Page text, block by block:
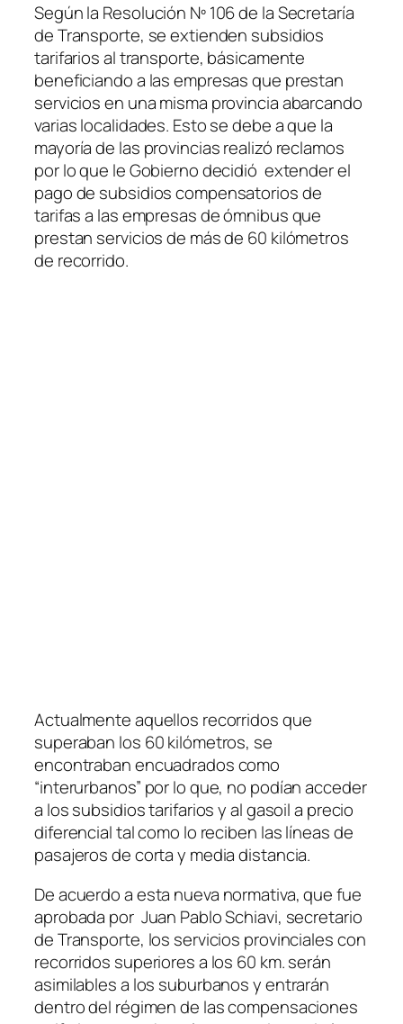
Según la Resolución Nº 106 de la Secretaría
de Transporte, se extienden subsidios
tarifarios al transporte, básicamente
beneficiando a las empresas que prestan
servicios en una misma provincia abarcando
varias localidades. Esto se debe a que la
mayoría de las provincias realizó reclamos
por lo que le Gobierno decidió extender el
pago de subsidios compensatorios de
tarifas a las empresas de ómnibus que
prestan servicios de más de 60 kilómetros
de recorrido.
Actualmente aquellos recorridos que
superaban los 60 kilómetros, se
encontraban encuadrados como
“interurbanos” por lo que, no podían acceder
a los subsidios tarifarios y al gasoil a precio
diferencial tal como lo reciben las líneas de
pasajeros de corta y media distancia.
De acuerdo a esta nueva normativa, que fue
aprobada por Juan Pablo Schiavi, secretario
de Transporte, los servicios provinciales con
recorridos superiores a los 60 km. serán
asimilables a los suburbanos y entrarán
dentro del régimen de las compensaciones